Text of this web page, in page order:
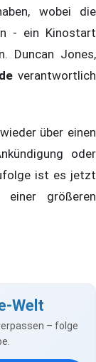
wobei die
- ein Kinostart
Duncan Jones,
verantwortlich
über einen
oder
ist es jetzt
größeren
Welt
– folge